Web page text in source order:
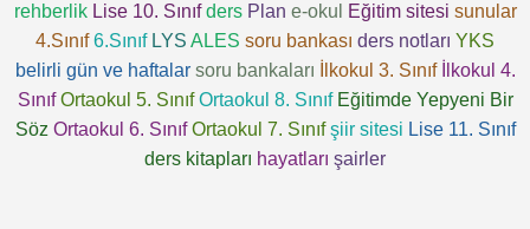
rehberlik Lise 10. Sınıf ders Plan e-okul Eğitim sitesi sunular
4.Sınıf 6.Sınıf LYS ALES soru bankası ders notları YKS
belirli gün ve haftalar soru bankaları İlkokul 3. Sınıf
İlkokul 4.
Sınıf Ortaokul 5. Sınıf Ortaokul 8. Sınıf Eğitimde Yepyeni Bir
Söz Ortaokul 6. Sınıf Ortaokul 7. Sınıf şiir sitesi Lise 11. Sınıf
ders kitapları hayatları şairler